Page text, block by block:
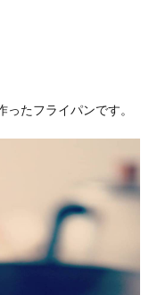
たフライパンです。